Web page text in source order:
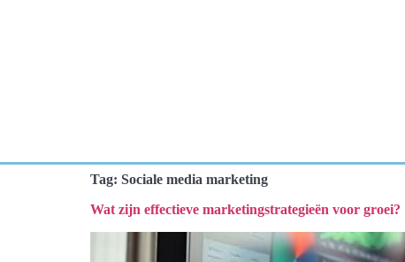
Tag: Sociale media marketing
Wat zijn effectieve marketingstrategieën voor groei?